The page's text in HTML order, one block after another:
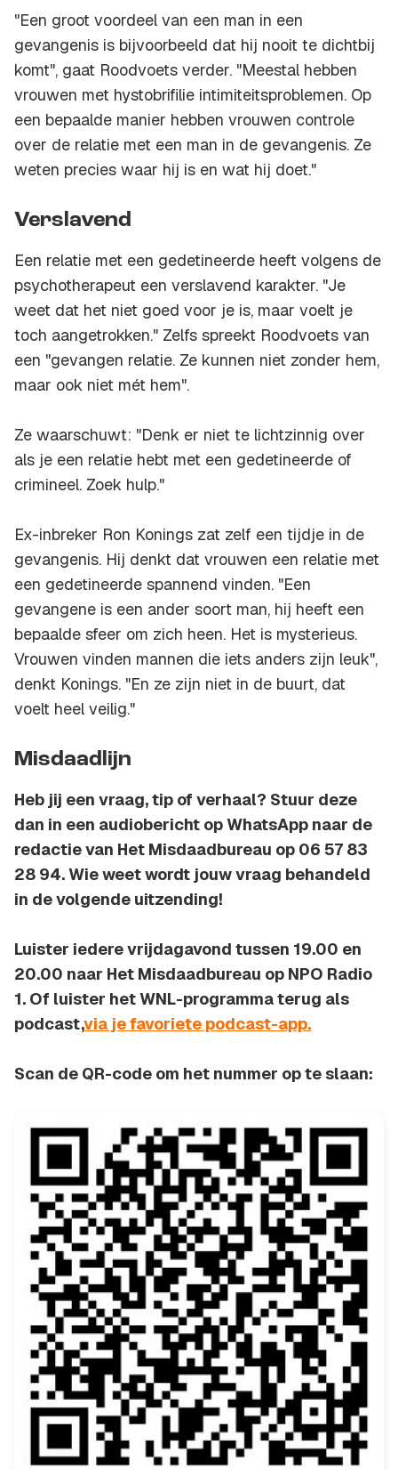
"Een groot voordeel van een man in een
gevangenis is bijvoorbeeld dat hij nooit te dichtbij
komt", gaat Roodvoets verder. "Meestal hebben
vrouwen met hystobrifilie intimiteitsproblemen. Op
een bepaalde manier hebben vrouwen controle
over de relatie met een man in de gevangenis. Ze
weten precies waar hij is en wat hij doet."
Verslavend
Een relatie met een gedetineerde heeft volgens de
psychotherapeut een verslavend karakter. "Je
weet dat het niet goed voor je is, maar voelt je
toch aangetrokken." Zelfs spreekt Roodvoets van
een "gevangen relatie. Ze kunnen niet zonder hem,
maar ook niet mét hem".
Ze waarschuwt: "Denk er niet te lichtzinnig over
als je een relatie hebt met een gedetineerde of
crimineel. Zoek hulp."
Ex-inbreker Ron Konings zat zelf een tijdje in de
gevangenis. Hij denkt dat vrouwen een relatie met
een gedetineerde spannend vinden. "Een
gevangene is een ander soort man, hij heeft een
bepaalde sfeer om zich heen. Het is mysterieus.
Vrouwen vinden mannen die iets anders zijn leuk",
denkt Konings. "En ze zijn niet in de buurt, dat
voelt heel veilig."
Misdaadlijn
Heb jij een vraag, tip of verhaal? Stuur deze
dan in een audiobericht op WhatsApp naar de
redactie van Het Misdaadbureau op 06 57 83
28 94. Wie weet wordt jouw vraag behandeld
in de volgende uitzending!
Luister iedere vrijdagavond tussen 19.00 en
20.00 naar Het Misdaadbureau op NPO Radio
1. Of luister het WNL-programma terug als
podcast,via je favoriete podcast-app.
Scan de QR-code om het nummer op te slaan: